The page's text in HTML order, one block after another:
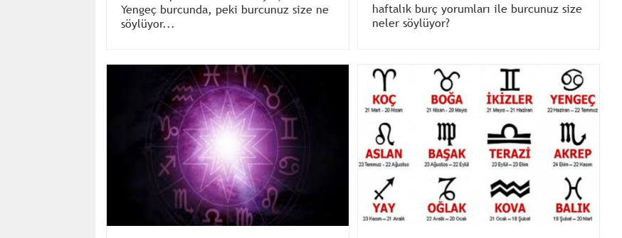
Yengeç burcunda, peki burcunuz size ne
söylüyor...
haftalık burç yorumları ile burcunuz size
neler söylüyor?